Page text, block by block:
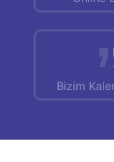
Bizim